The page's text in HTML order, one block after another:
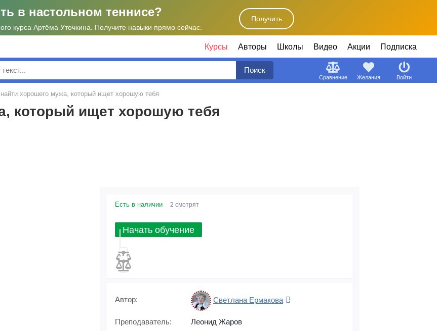
в настольном теннисе?
курса Артёма Уточкина. Получите навыки прямо сейчас.
Получить
Курсы Авторы Школы Видео Акции Подписка
Поиск
Сравнение Желания Войти
найти хорошего мужа, который ищет хорошую тебя
который ищет хорошую тебя
Есть в наличии 2 смотрят
Начать обучение
Автор: Светлана Ермакова
Преподаватель:
Леонид Жаров